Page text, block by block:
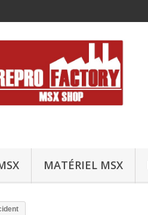
MATÉRIEL MSX